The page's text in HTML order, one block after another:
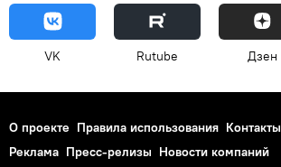
VK Rutube Дзен
О проекте Правила использования Контакты
Реклама Пресс-релизы Новости компаний